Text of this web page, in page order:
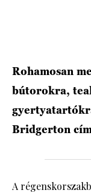
Rohamosan
bútorokra,
Bridgerton
A